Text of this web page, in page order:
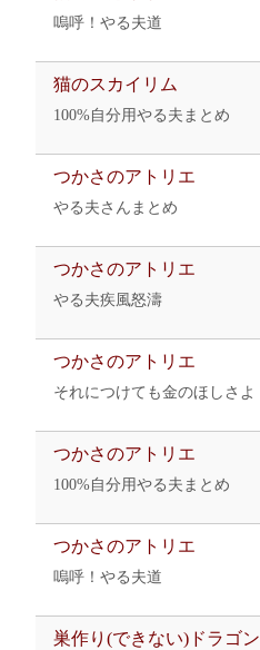
嗚呼！やる夫道
猫のスカイリム
100%自分用やる夫まとめ
つかさのアトリエ
やる夫さんまとめ
つかさのアトリエ
やる夫疾風怒濤
つかさのアトリエ
それにつけても金のほしさよ
つかさのアトリエ
100%自分用やる夫まとめ
つかさのアトリエ
嗚呼！やる夫道
巣作り(できない)ドラゴン